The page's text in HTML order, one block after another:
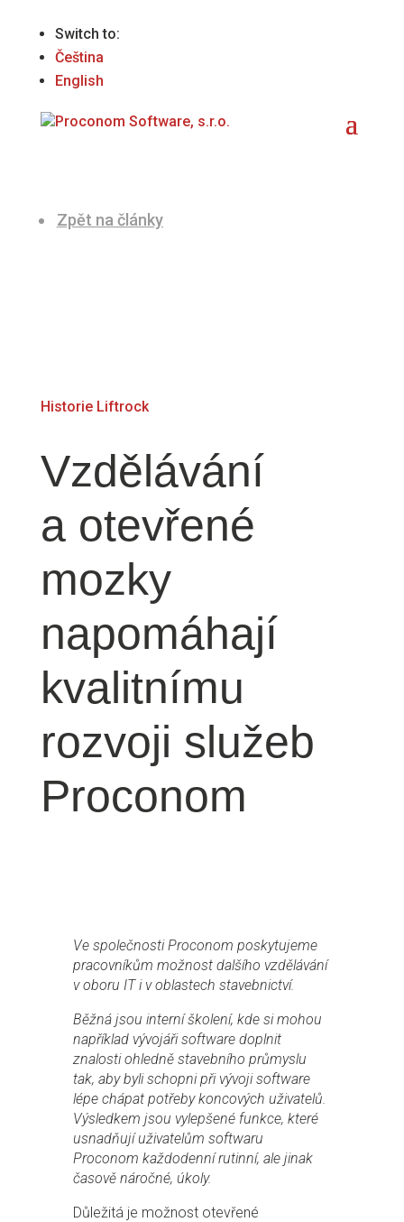
Switch to:
Čeština
English
Zpět na články
Historie Liftrock
Vzdělávání
a otevřené
mozky
napomáhají
kvalitnímu
rozvoji služeb
Proconom
Ve společnosti Proconom poskytujeme
pracovníkům možnost dalšího vzdělávání
v oboru IT i v oblastech stavebnictví.
Běžná jsou interní školení, kde si mohou
například vývojáři software doplnit
znalosti ohledně stavebního průmyslu
tak, aby byli schopni při vývoji software
lépe chápat potřeby koncových uživatelů.
Výsledkem jsou vylepšené funkce, které
usnadňují uživatelům softwaru
Proconom každodenní rutinní, ale jinak
časově náročné, úkoly.
Důležitá je možnost otevřené